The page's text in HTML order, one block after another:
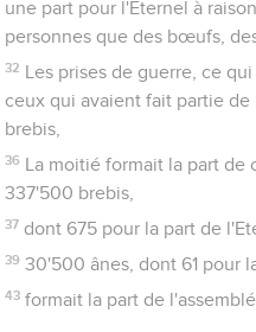
une part pour l'Eternel à
personnes que des bœufs,
32
Les prises de guerre, ce
ceux qui avaient fait partie
brebis,
36
La moitié formait la part
337'500 brebis,
37 dont 675 pour la part de
39 30'500 ânes, dont 61 pour
43 formait la part de